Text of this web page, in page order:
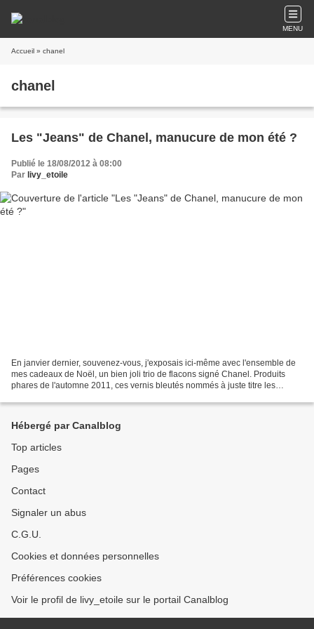
MENU
Accueil » chanel
chanel
Les "Jeans" de Chanel, manucure de mon été ?
Publié le 18/08/2012 à 08:00
Par livy_etoile
En janvier dernier, souvenez-vous, j'exposais ici-même avec l'ensemble de
mes cadeaux de Noël, un bien joli trio de flacons signé Chanel. Produits
phares de l'automne 2011, ces vernis bleutés nommés à juste titre les
Hébergé par Canalblog
Top articles
Pages
Contact
Signaler un abus
C.G.U.
Cookies et données personnelles
Préférences cookies
Voir le profil de livy_etoile sur le portail Canalblog